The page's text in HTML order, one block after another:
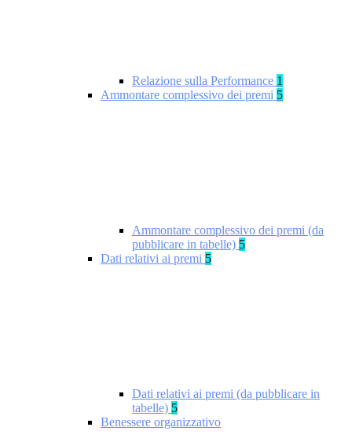
Relazione sulla Performance 1
Ammontare complessivo dei premi 5
Ammontare complessivo dei premi (da
pubblicare in tabelle) 5
Dati relativi ai premi 5
Dati relativi ai premi (da pubblicare in
tabelle) 5
Benessere organizzativo